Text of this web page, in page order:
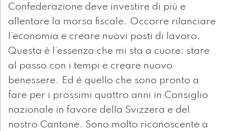
Confederazione deve investire di più e
allentare la morsa fiscale. Occorre rilanciare
l’economia e creare nuovi posti di lavoro.
Questa è l’essenza che mi sta a cuore: stare
al passo con i tempi e creare nuovo
benessere. Ed è quello che sono pronto a
fare per i prossimi quattro anni in Consiglio
nazionale in favore della Svizzera e del
nostro Cantone. Sono molto riconoscente a